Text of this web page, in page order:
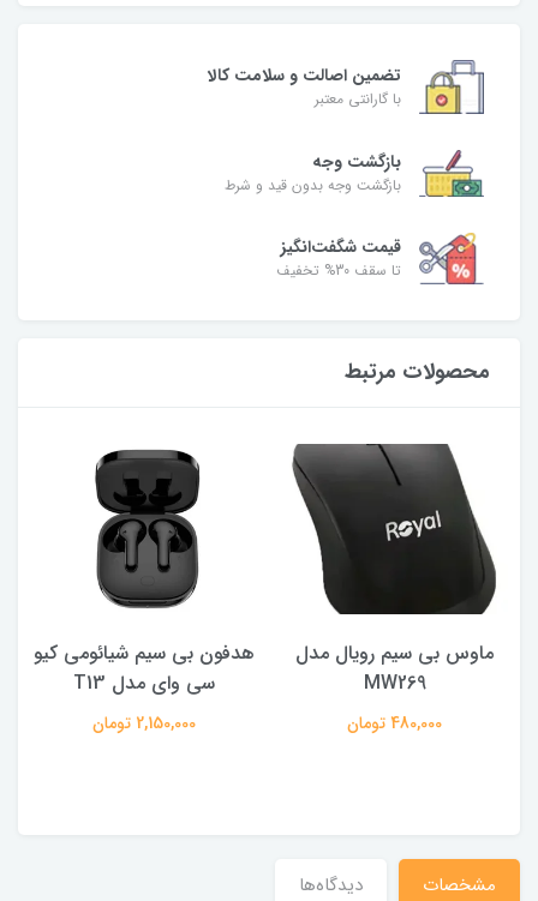
تضمین اصالت و سلامت کالا
با گارانتی معتبر
بازگشت وجه
بازگشت وجه بدون قید و شرط
قیمت شگفت‌انگیز
تا سقف 30% تخفیف
محصولات مرتبط
ماوس بی سیم رویال مدل
MW269
480,000 تومان
هدفون بی سیم شیائومی کیو
سی وای مدل T13
2,150,000 تومان
مشخصات دیدگاه‌ها